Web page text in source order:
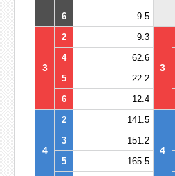
6
9.5
3
2 9.3
3
4
62.6
5
22.2
6
12.4
4
2 141.5
4
3
151.2
5
165.5